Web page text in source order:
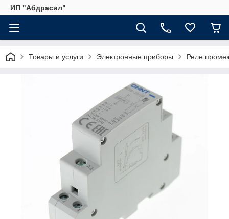
ИП "Абдрасил"
Товары и услуги Электронные приборы Реле